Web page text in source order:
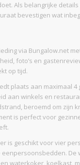
Als belangrijke
bevestigen wat
via Bungalow.net
foto’s en
op tijd.
plaats aan maximaal
aan winkels en
beroemd om zijn
is perfect voor
is geschikt voor vier
eenpersoonsbedden.